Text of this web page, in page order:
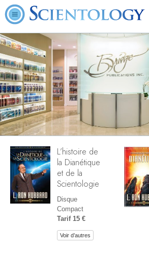
L’histoire de
la Dianétique
et de la
Scientologie
Disque
Compact
Tarif 15 €
Voir d’autres